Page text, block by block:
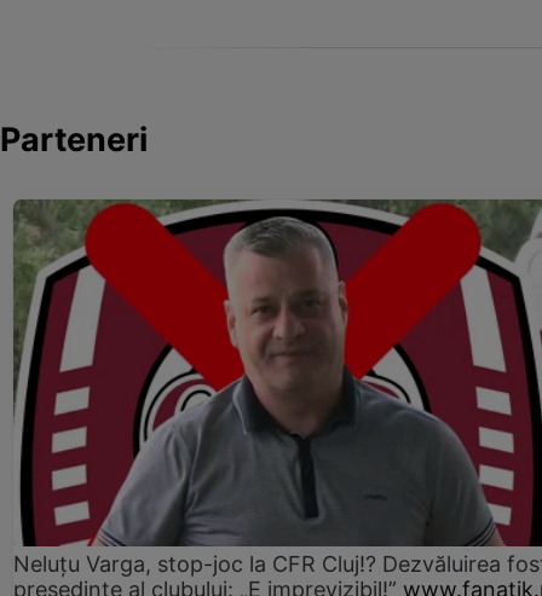
Parteneri
Neluțu Varga, stop-joc la CFR Cluj!? Dezvăluirea
președinte al clubului: „E imprevizibil!”